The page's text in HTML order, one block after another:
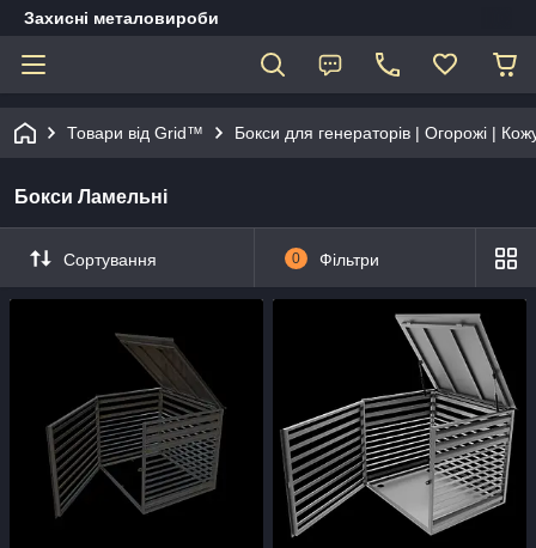
Захисні металовироби
Товари від Grid™ Бокси для генераторів | Огорожі |
Бокси Ламельні
Сортування 0 Фільтри